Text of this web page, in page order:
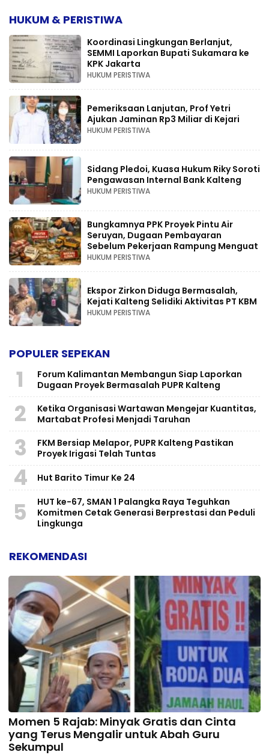
HUKUM & PERISTIWA
Koordinasi Lingkungan Berlanjut,
SEMMI Laporkan Bupati Sukamara ke
KPK Jakarta
HUKUM PERISTIWA
Pemeriksaan Lanjutan, Prof Yetri
Ajukan Jaminan Rp3 Miliar di Kejari
HUKUM PERISTIWA
Sidang Pledoi, Kuasa Hukum Riky Soroti
Pengawasan Internal Bank Kalteng
HUKUM PERISTIWA
Bungkamnya PPK Proyek Pintu Air
Seruyan, Dugaan Pembayaran
Sebelum Pekerjaan Rampung Menguat
HUKUM PERISTIWA
Ekspor Zirkon Diduga Bermasalah,
Kejati Kalteng Selidiki Aktivitas PT KBM
HUKUM PERISTIWA
POPULER SEPEKAN
1
Forum Kalimantan Membangun Siap Laporkan
Dugaan Proyek Bermasalah PUPR Kalteng
2
Ketika Organisasi Wartawan Mengejar Kuantitas,
Martabat Profesi Menjadi Taruhan
3
FKM Bersiap Melapor, PUPR Kalteng Pastikan
Proyek Irigasi Telah Tuntas
4 Hut Barito Timur Ke 24
5
HUT ke-67, SMAN 1 Palangka Raya Teguhkan
Komitmen Cetak Generasi Berprestasi dan Peduli
Lingkunga
REKOMENDASI
Momen 5 Rajab: Minyak Gratis dan Cinta
yang Terus Mengalir untuk Abah Guru
Sekumpul